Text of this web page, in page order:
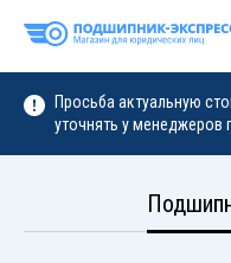
Просьба актуальную
уточнять у менеджеров